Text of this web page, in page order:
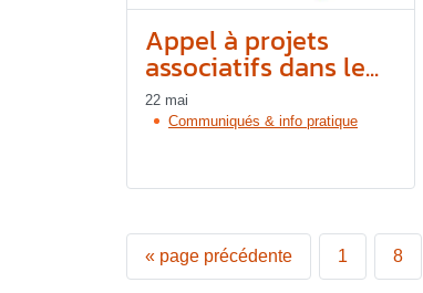
Appel à projets
associatifs dans le...
22 mai
Communiqués & info pratique
« page précédente 1 8